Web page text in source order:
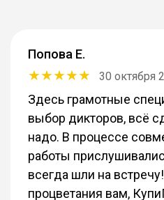
Попова Е.
30 октября
Здесь грамотные
выбор дикторов, всё
надо. В процессе
работы
всегда шли на
процветания вам,